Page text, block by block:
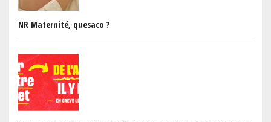
NR Maternité, quesaco ?